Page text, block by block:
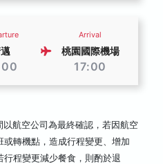
Arrival
桃園國際機場
17:00
航空公司為最終確認，若因航空
轉機點，造成行程變更、增加
程變更減少餐食，則酌於退